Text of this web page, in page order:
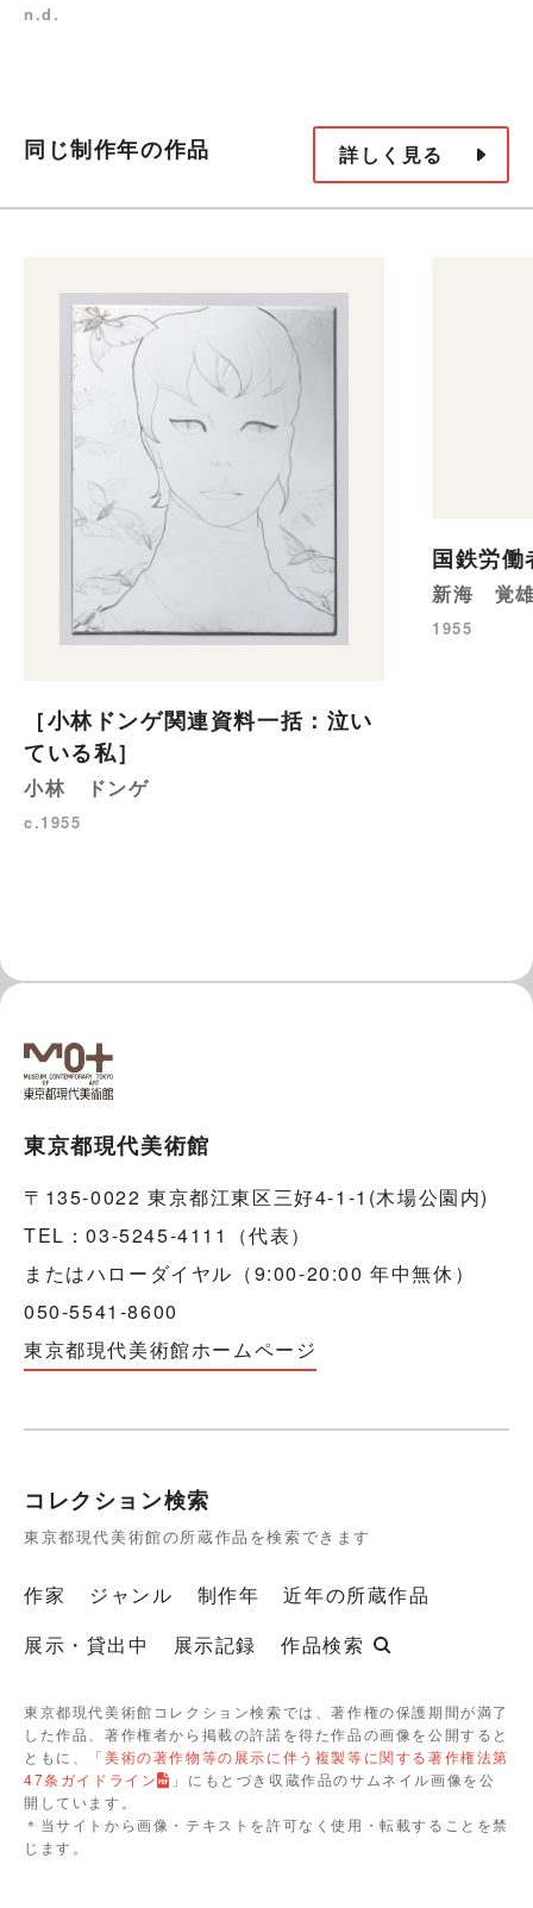
n.d.
同じ制作年の作品 詳しく見る
［小林ドンゲ関連資料一括：泣い
ている私］
小林 ドンゲ
c.1955
国鉄労
新海 覚
1955
東京都現代美術館
〒135-0022 東京都江東区三好4-1-1(木場公園内)
TEL：03-5245-4111（代表）
またはハローダイヤル（9:00-20:00 年中無休）
050-5541-8600
東京都現代美術館ホームページ
コレクション検索
東京都現代美術館の所蔵作品を検索できます
作家 ジャンル 制作年
近年の所蔵作品
展示・貸出中
展示記録 作品検索
東京都現代美術館コレクション検索では、著作権の保護期間が満了
した作品、著作権者から掲載の許諾を得た作品の画像を公開すると
ともに、「美術の著作物等の展示に伴う複製等に関する著作権法第
47条ガイドライン
」にもとづき収蔵作品のサムネイル画像を公
開しています。
＊当サイトから画像・テキストを許可なく使用・転載することを禁
じます。